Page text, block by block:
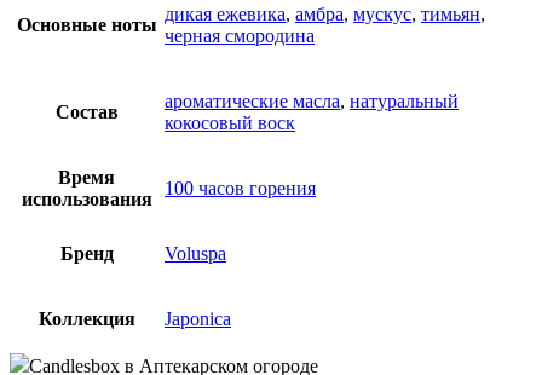
Основные ноты
дикая ежевика, амбра, мускус, тимьян,
черная смородина
Состав
ароматические масла, натуральный
кокосовый воск
Время
использования
100 часов горения
Бренд Voluspa
Коллекция Japonica
Candlesbox в Аптекарском огороде